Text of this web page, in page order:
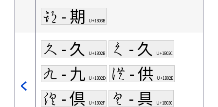
𛀻 - 期 U+1B03B
く
𛀫 - 久 U+1B02B 𛀬 - 久 U+1B02C
𛀭 - 九 U+1B02D 𛀮 - 供 U+1B02E
𛀯 - 倶 U+1B02F 𛀰 - 具 U+1B030